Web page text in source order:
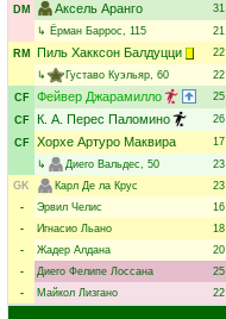
DM
Аксель Аранго 31
↳ Ёрман Баррос, 115 21
RM
Пиль Хакксон Балдуцци 22
↳
Густаво Куэльяр, 60 22
CF
Фейвер Джарамилло 25
CF
К. А. Перес Паломино 26
CF
Хорхе Артуро Маквира 17
↳
Диего Вальдес, 50 23
GK
Карл Де ла Крус 23
-
Эрвил Челис 16
-
Игнасио Льано 18
-
Жадер Алдана 20
-
Диего Фелипе Лоссана 25
-
Майкол Лизгано 22